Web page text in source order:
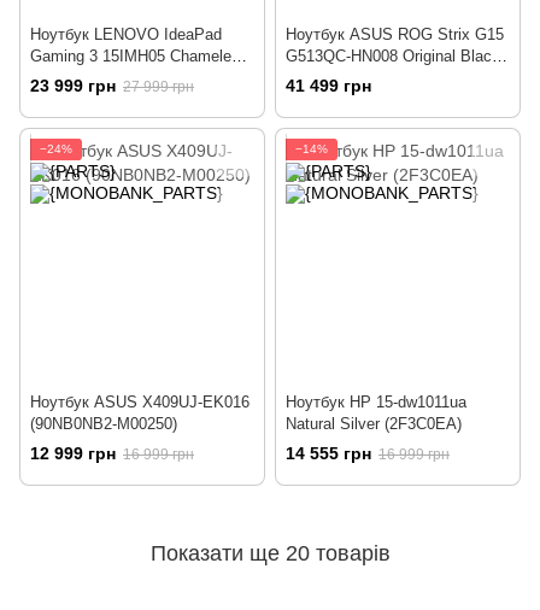
Ноутбук LENOVO IdeaPad
Gaming 3 15IMH05 Chameleon
Blue (81Y400EMRA)
23 999 грн 27 999 грн
Ноутбук ASUS ROG Strix G15
G513QC-HN008 Original Black
(90NR0511-M00660)
41 499 грн
−24%
Ноутбук ASUS X409UJ-EK016
(90NB0NB2-M00250)
12 999 грн 16 999 грн
−14%
Ноутбук HP 15-dw1011ua
Natural Silver (2F3C0EA)
14 555 грн 16 999 грн
Показати ще 20 товарів